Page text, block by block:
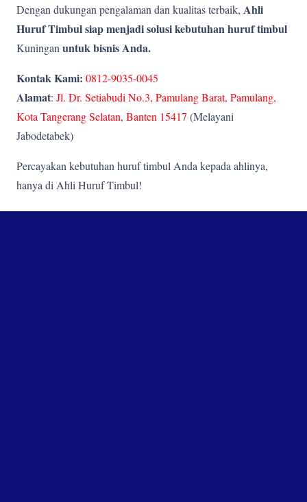
Dengan dukungan pengalaman dan kualitas terbaik, Ahli
Huruf Timbul siap menjadi solusi kebutuhan huruf timbul
Kuningan untuk bisnis Anda.
Kontak Kami: 0812-9035-0045
Alamat: Jl. Dr. Setiabudi No.3, Pamulang Barat, Pamulang,
Kota Tangerang Selatan, Banten 15417 (Melayani
Jabodetabek)
Percayakan kebutuhan huruf timbul Anda kepada ahlinya,
hanya di Ahli Huruf Timbul!